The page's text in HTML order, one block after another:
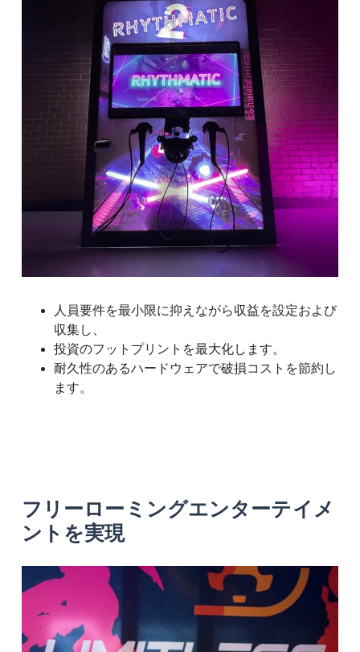
人員要件を最小限に抑えながら収益を設定および
収集し、
投資のフットプリントを最大化します。
耐久性のあるハードウェアで破損コストを節約し
ます。
フリーローミングエンターテイメ
ントを実現